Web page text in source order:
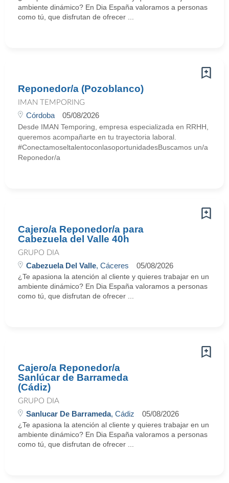
ambiente dinámico? En Dia España valoramos a personas
como tú, que disfrutan de ofrecer ...
Reponedor/a (Pozoblanco)
IMAN TEMPORING
Córdoba 05/08/2026
Desde IMAN Temporing, empresa especializada en RRHH,
queremos acompañarte en tu trayectoria laboral.
#ConectamoseltalentoconlasoportunidadesBuscamos un/a
Reponedor/a
Cajero/a Reponedor/a para
Cabezuela del Valle 40h
GRUPO DIA
Cabezuela Del Valle, Cáceres 05/08/2026
¿Te apasiona la atención al cliente y quieres trabajar en un
ambiente dinámico? En Dia España valoramos a personas
como tú, que disfrutan de ofrecer ...
Cajero/a Reponedor/a
Sanlúcar de Barrameda
(Cádiz)
GRUPO DIA
Sanlucar De Barrameda, Cádiz 05/08/2026
¿Te apasiona la atención al cliente y quieres trabajar en un
ambiente dinámico? En Dia España valoramos a personas
como tú, que disfrutan de ofrecer ...